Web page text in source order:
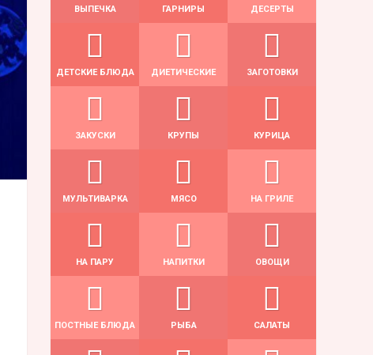
ВЫПЕЧКА ГАРНИРЫ ДЕСЕРТЫ
ДЕТСКИЕ БЛЮДА ДИЕТИЧЕСКИЕ ЗАГОТОВКИ
ЗАКУСКИ КРУПЫ КУРИЦА
МУЛЬТИВАРКА МЯСО НА ГРИЛЕ
НА ПАРУ НАПИТКИ ОВОЩИ
ПОСТНЫЕ БЛЮДА РЫБА САЛАТЫ